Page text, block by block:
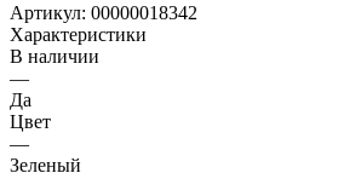
Артикул: 00000018342
Характеристики
В наличии
—
Да
Цвет
—
Зеленый